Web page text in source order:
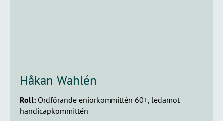
Håkan Wahlén
Roll: Ordförande eniorkommittén 60+, ledamot
handicapkommittén